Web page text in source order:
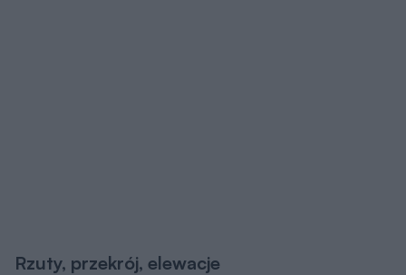
Rzuty, przekrój, elewacje